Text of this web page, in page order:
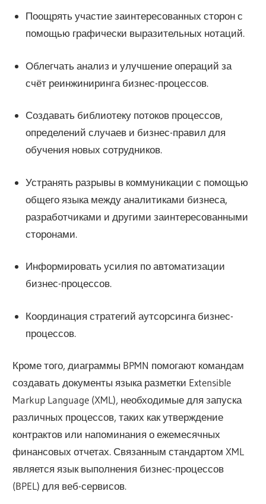
Поощрять участие заинтересованных сторон с
помощью графически выразительных нотаций.
Облегчать анализ и улучшение операций за
счёт реинжиниринга бизнес-процессов.
Создавать библиотеку потоков процессов,
определений случаев и бизнес-правил для
обучения новых сотрудников.
Устранять разрывы в коммуникации с помощью
общего языка между аналитиками бизнеса,
разработчиками и другими заинтересованными
сторонами.
Информировать усилия по автоматизации
бизнес-процессов.
Координация стратегий аутсорсинга бизнес-
процессов.
Кроме того, диаграммы BPMN помогают командам
создавать документы языка разметки Extensible
Markup Language (XML), необходимые для запуска
различных процессов, таких как утверждение
контрактов или напоминания о ежемесячных
финансовых отчетах. Связанным стандартом XML
является язык выполнения бизнес-процессов
(BPEL) для веб-сервисов.